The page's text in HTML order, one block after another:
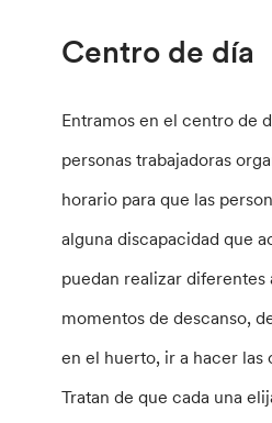
Centro de día
Entramos en el centro de
personas trabajadoras
horario para que las
alguna discapacidad que
puedan realizar diferentes
momentos de descanso,
en el huerto, ir a hacer las
Tratan de que cada una